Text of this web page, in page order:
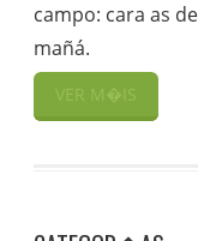
campo: cara as
mañá.
VER M�IS